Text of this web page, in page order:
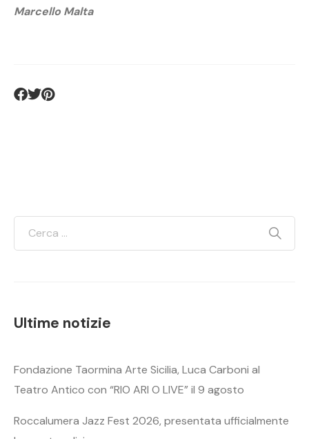
Marcello Malta
Ultime notizie
Fondazione Taormina Arte Sicilia, Luca Carboni al
Teatro Antico con “RIO ARI O LIVE” il 9 agosto
Roccalumera Jazz Fest 2026, presentata ufficialmente